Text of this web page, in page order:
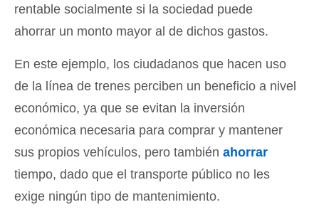
rentable socialmente si la sociedad puede
ahorrar un monto mayor al de dichos gastos.
En este ejemplo, los ciudadanos que hacen uso
de la línea de trenes perciben un beneficio a nivel
económico, ya que se evitan la inversión
económica necesaria para comprar y mantener
sus propios vehículos, pero también ahorrar
tiempo, dado que el transporte público no les
exige ningún tipo de mantenimiento.